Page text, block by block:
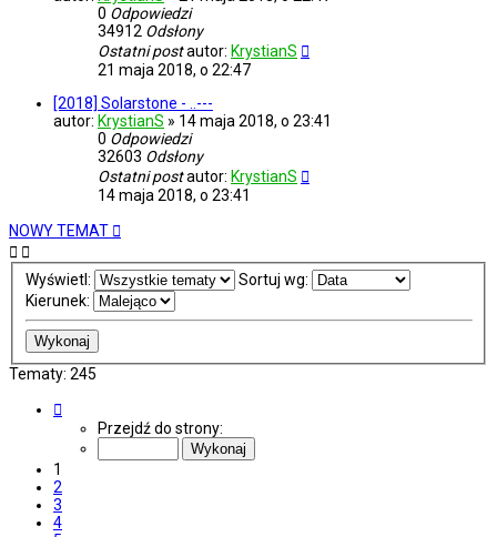
0 Odpowiedzi
34912 Odsłony
Ostatni postautor: KrystianS
21 maja 2018, o 22:47
[2018] Solarstone - ..---
autor: KrystianS » 14 maja 2018, o 23:41
0 Odpowiedzi
32603 Odsłony
Ostatni postautor: KrystianS
14 maja 2018, o 23:41
NOWY TEMAT
Wyświetl:
Sortuj wg:
Kierunek:
Tematy: 245
Przejdź do strony:
1
2
3
4